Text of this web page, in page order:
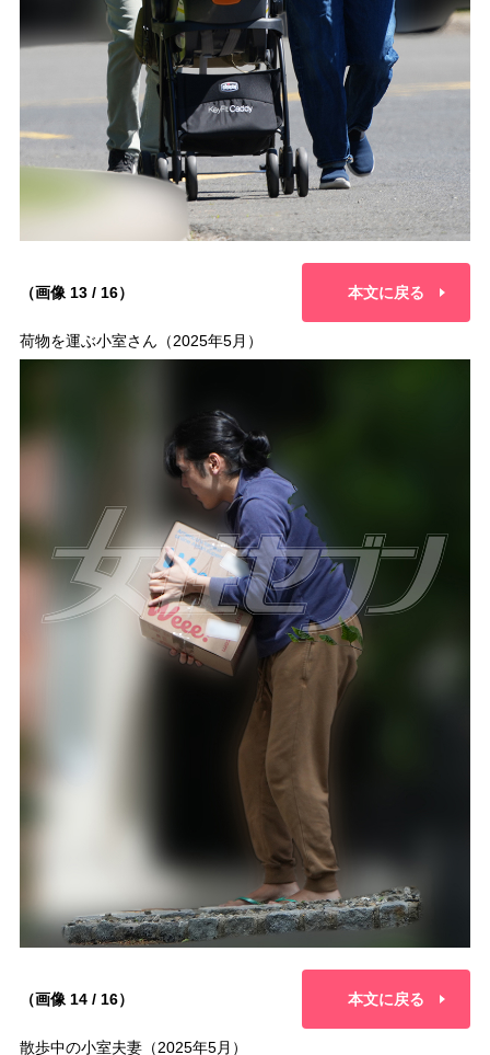
（画像 13 / 16） 本文に戻る
荷物を運ぶ小室さん（2025年5月）
（画像 14 / 16） 本文に戻る
散歩中の小室夫妻（2025年5月）